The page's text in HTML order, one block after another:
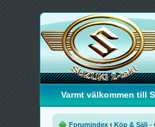
Varmt välkommen till
Forumindex ‹ Köp & Sälj -